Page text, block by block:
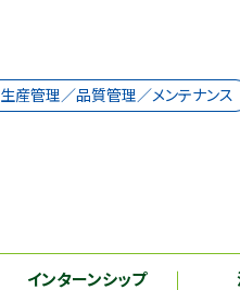
生産管理／品質管理／メンテナンス
インターンシップ